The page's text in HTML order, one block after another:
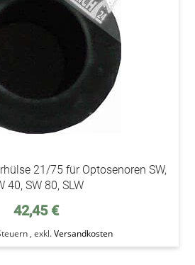
21/75 für Optosenoren SW,
40, SW 80, SLW
42,45 €
, exkl.Versandkosten